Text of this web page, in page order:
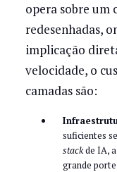
opera sobre um
redesenhadas,
implicação
velocidade, o
camadas são:
suficientes
stackde IA,
grande